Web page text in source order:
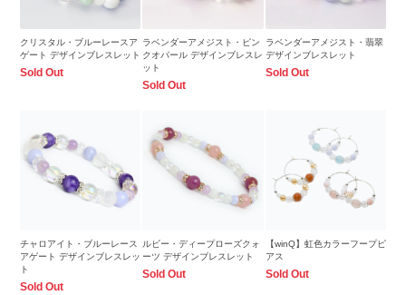
クリスタル・ブルーレースア
ゲート デザインブレスレット
Sold Out
ラベンダーアメジスト・ピン
クオパール デザインブレスレ
ット
Sold Out
ラベンダーアメジスト・翡翠
デザインブレスレット
Sold Out
チャロアイト・ブルーレース
アゲート デザインブレスレッ
ト
Sold Out
ルビー・ディープローズクォ
ーツ デザインブレスレット
Sold Out
【winQ】虹色カラーフープピ
アス
Sold Out